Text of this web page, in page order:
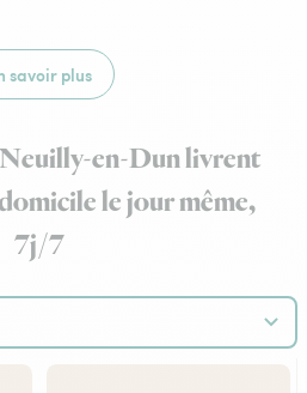
savoir plus
en-Dun livrent
le jour même,
7j/7